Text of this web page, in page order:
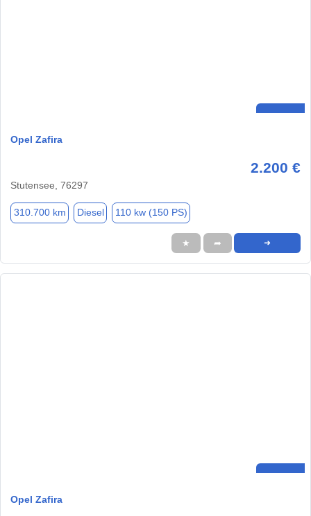
Opel Zafira
2.200 €
Stutensee, 76297
310.700 km Diesel 110 kw (150 PS)
★ ➦ ➜
Opel Zafira